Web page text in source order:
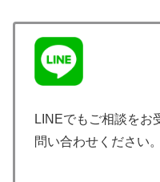
LINEでもご相談をお
問い合わせください。